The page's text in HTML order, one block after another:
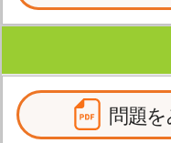
問題を